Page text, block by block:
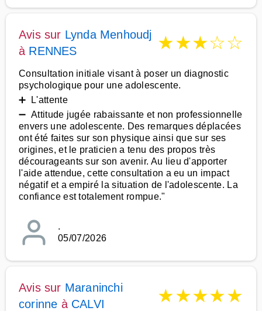
Avis sur Lynda Menhoudj
à RENNES ★★★☆☆
Consultation initiale visant à poser un diagnostic
psychologique pour une adolescente.
➕ L'attente
➖ Attitude jugée rabaissante et non professionnelle
envers une adolescente. Des remarques déplacées
ont été faites sur son physique ainsi que sur ses
origines, et le praticien a tenu des propos très
décourageants sur son avenir. Au lieu d'apporter
l'aide attendue, cette consultation a eu un impact
négatif et a empiré la situation de l'adolescente. La
confiance est totalement rompue."
.
05/07/2026
Avis sur Maraninchi
corinne à CALVI ★★★★★